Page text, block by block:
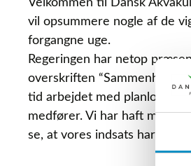
Velkommen til Dansk
vil opsummere nogle af de
forgangne uge.
Regeringen har netop
overskriften “Sammenhæng
tid arbejdet med planloven
medfører. Vi har haft møder
se, at vores indsats har båret